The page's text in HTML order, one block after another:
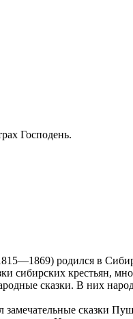
Господень.
родился в
сибирских крестьян,
сказки. В них
сказки